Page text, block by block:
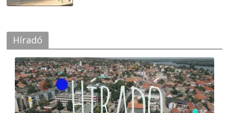
Híradó